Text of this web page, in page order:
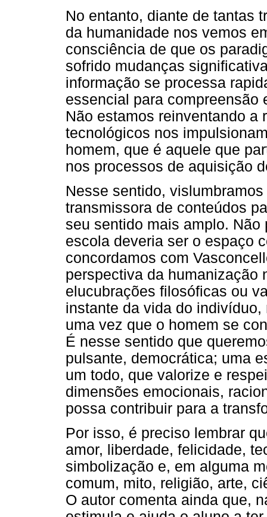
No entanto, diante de tantas
da humanidade nos vemos
consciência de que os
sofrido mudanças
informação se processa
essencial para compreensão
Não estamos reinventando a
tecnológicos nos
homem, que é aquele que
nos processos de aquisição
Nesse sentido,
transmissora de conteúdos
seu sentido mais amplo.
escola deveria ser o espaço
concordamos com
perspectiva da humanização
elucubrações filosóficas ou
instante da vida do
uma vez que o homem se
É nesse sentido que
pulsante, democrática; uma
um todo, que valorize e
dimensões emocionais,
possa contribuir para a
Por isso, é preciso lembrar
amor, liberdade, felicidade,
simbolização e, em alguma
comum, mito, religião, arte,
O autor comenta ainda que,